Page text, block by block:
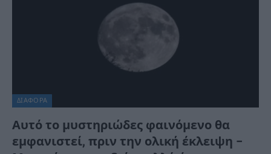
ΔΙΆΦΟΡΑ
Αυτό το μυστηριώδες φαινόμενο θα
εμφανιστεί, πριν την ολική έκλειψη –